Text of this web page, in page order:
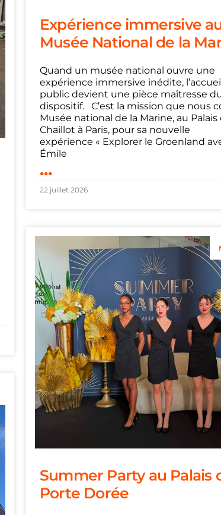
Expérience immersive
Musée National de la
Quand un musée national ouvre une
expérience immersive inédite,
public devient une pièce maîtresse
dispositif. C’est la mission que nous
Musée national de la Marine, au Palais
Chaillot à Paris, pour sa nouvelle
expérience « Explorer le Groenland
Émile
...
22 juillet 2026
Summer Party au Palais
Porte Dorée